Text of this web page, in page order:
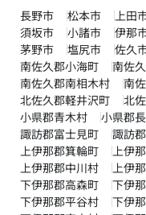
長野市 松本市 上田
須坂市
小諸市 伊那
茅野市
塩尻市 佐久
南佐久郡小海町
南佐
南佐久郡南相木村
南
北佐久郡軽井沢町
北
小県郡青木村
小県郡
諏訪郡富士見町
諏訪
上伊那郡箕輪町
上伊
上伊那郡中川村
上伊
下伊那郡高森町
下伊
下伊那郡平谷村
下伊